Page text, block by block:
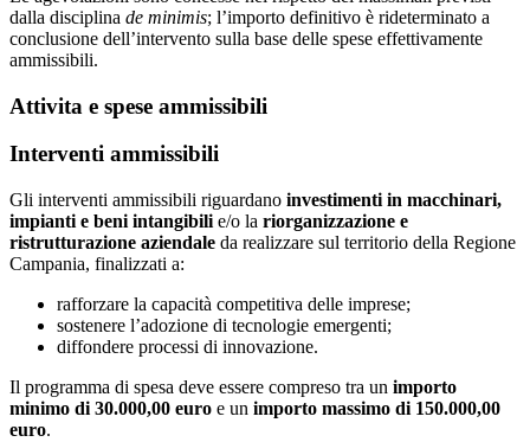
dalla disciplina de minimis; l’importo definitivo è rideterminato a
conclusione dell’intervento sulla base delle spese effettivamente
ammissibili.
Attivita e spese ammissibili
Interventi ammissibili
Gli interventi ammissibili riguardano investimenti in macchinari,
impianti e beni intangibili e/o la riorganizzazione e
ristrutturazione aziendale da realizzare sul territorio della Regione
Campania, finalizzati a:
rafforzare la capacità competitiva delle imprese;
sostenere l’adozione di tecnologie emergenti;
diffondere processi di innovazione.
Il programma di spesa deve essere compreso tra un importo
minimo di 30.000,00 euro e un importo massimo di 150.000,00
euro.